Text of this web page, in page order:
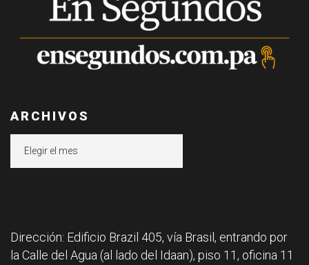
ARCHIVOS
Dirección: Edificio Brazil 405, vía Brasil, entrando por
la Calle del Agua (al lado del Idaan), piso 11, oficina 11